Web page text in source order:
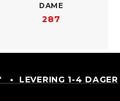
DAME
287
• LEVERING 1-4 DAGER